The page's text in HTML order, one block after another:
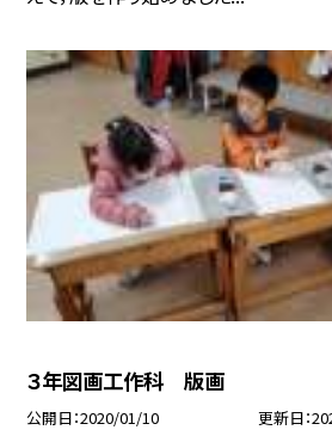
３年図画工作科 版画
公開日 2020/01/10 更新日